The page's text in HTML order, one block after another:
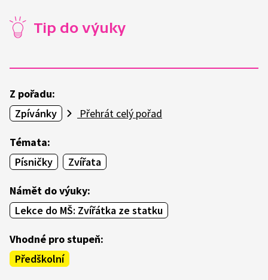
Tip do výuky
Z pořadu:
Zpívánky
Přehrát celý pořad
Témata:
Písničky
Zvířata
Námět do výuky:
Lekce do MŠ: Zvířátka ze statku
Vhodné pro stupeň:
Předškolní